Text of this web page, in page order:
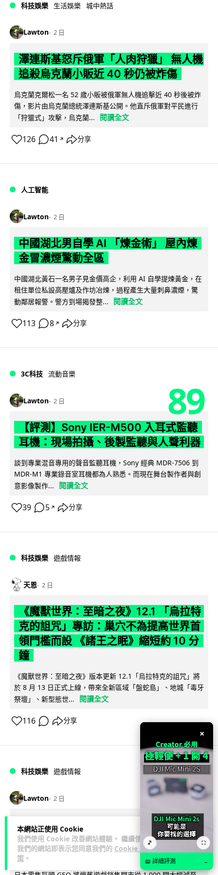
本網站正使用 Cookie
我們使用 Cookie 改善網站體驗。 繼續使用
我們的網站即表示您同意我們的 Cookie 政
策 。
科技娛樂 生活娛樂 城中熱話
Lawton 2 日
澤連斯基怒斥俄軍「人肉狩獵」 無人機
追殺烏克蘭小販近 40 秒仍被炸傷
烏克蘭克爾松一名 52 歲小販被俄軍無人機追擊近 40 秒後被炸
傷，影片由烏克蘭總統澤連斯基公開。他直斥俄軍對平民進行
「狩獵式」攻擊，烏克蘭...
閱讀全文
126 41 ↗ 分享
人工智能
Lawton 2 日
中國湖北男自學 AI 「煉金術」 屋內煉
金冒濃煙驚動全區
中國湖北黃石一名男子見金價高企，利用 AI 自學提煉黃金，在
租住單位私設高壓爐及作坊冶煉，過程產生大量刺鼻濃煙，驚
動鄰居報警。警方到場揭發整...
閱讀全文
113 8 ↗ 分享
3C科技 流動音樂
Lawton 2 日 89
【評測】Sony IER-M500 入耳式監聽
耳機：現場拍攝、後製監聽與人聲利器
談到專業混音專用的聲音監聽耳機，Sony 經典 MDR-7506 到
MDR-M1 專業錄音室耳機都為人熟悉。而現在舞台製作者與創
意影像製作...
閱讀全文
39 5 ↗ 分享
科技娛樂 遊戲情報
天恩 2 日
《魔獸世界：至暗之夜》12.1 「烏拉特
克的詛咒」專訪：巢穴不為提高世界首
領門檻而設 《諸王之眠》縮短約 10 分
鐘
《魔獸世界：至暗之夜》版本更新 12.1「烏拉特克的詛咒」將
於 8 月 13 日正式上線，帶來全新區域「盤蛇島」、地城「毒牙
祭壇」、新型態世...
閱讀全文
116 分享
科技娛樂 遊戲情報
Lawton 2 日
日本二手遊戲店減 90% 門市 業績反增
四成 "懷舊"在 Z 世代變成最潮「新鮮
感」
×
🎵 ⛶
📖 詳細評測 →